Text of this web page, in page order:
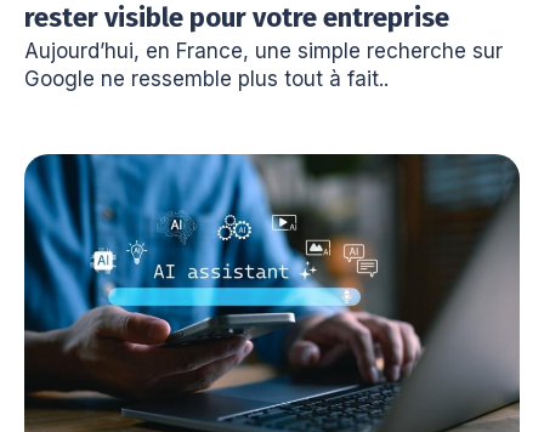
rester visible pour votre entreprise
Aujourd’hui, en France, une simple recherche sur
Google ne ressemble plus tout à fait..